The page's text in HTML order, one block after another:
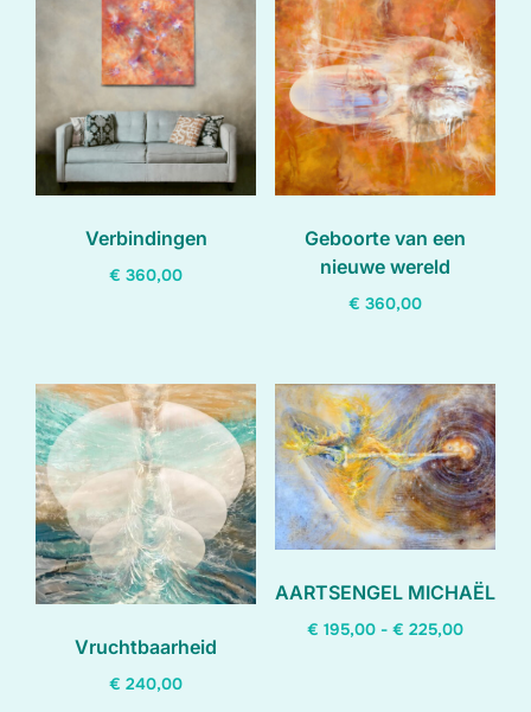
Verbindingen
€ 360,00
Geboorte van een
nieuwe wereld
€ 360,00
Vruchtbaarheid
€ 240,00
AARTSENGEL MICHAËL
€ 195,00 - € 225,00